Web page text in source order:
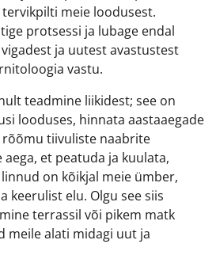
meie loodusest.
protsessi ja lubage endal
ja uutest avastustest
vastu.
teadmine liikidest; see on
looduses, hinnata aastaaegade
tiivuliste naabrite
et peatuda ja kuulata,
on kõikjal meie ümber,
keerulist elu. Olgu see siis
terrassil või pikem matk
meile alati midagi uut ja